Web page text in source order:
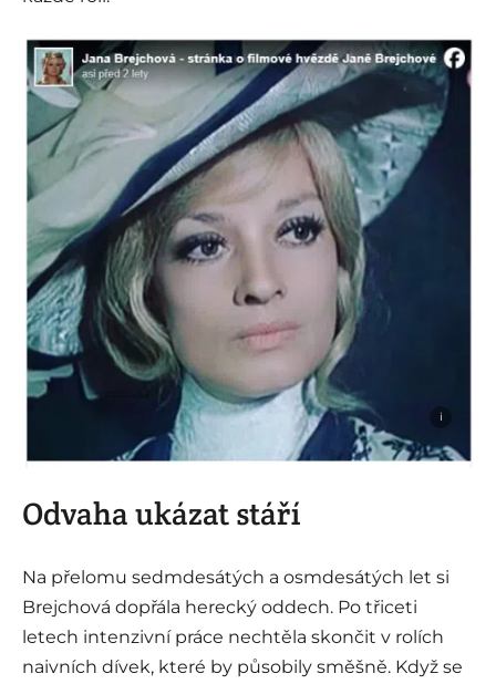
i
Odvaha ukázat stáří
Na přelomu sedmdesátých a osmdesátých let si
Brejchová dopřála herecký oddech. Po třiceti
letech intenzivní práce nechtěla skončit v rolích
naivních dívek, které by působily směšně. Když se